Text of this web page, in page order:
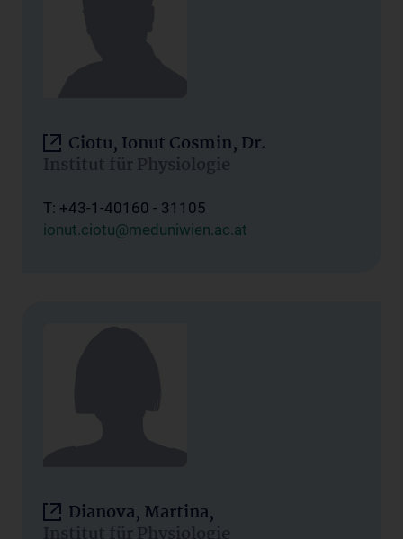
Ciotu, Ionut Cosmin, Dr.
Institut für Physiologie
T: +43-1-40160 - 31105
ionut.ciotu@meduniwien.ac.at
Dianova, Martina,